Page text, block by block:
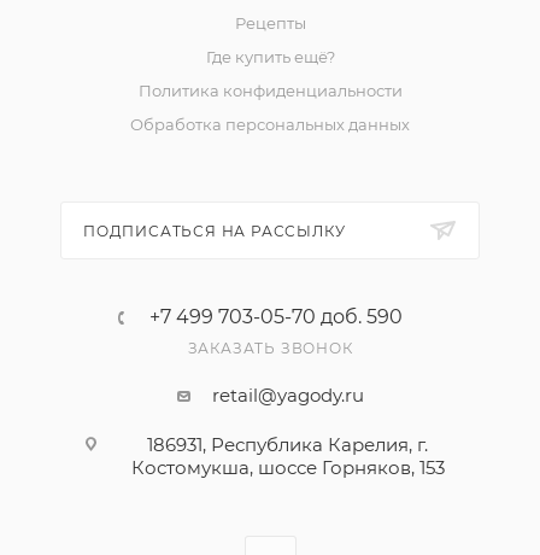
Рецепты
Где купить ещё?
Политика конфиденциальности
Обработка персональных данных
ПОДПИСАТЬСЯ НА РАССЫЛКУ
+7 499 703-05-70 доб. 590
ЗАКАЗАТЬ ЗВОНОК
retail@yagody.ru
186931, Республика Карелия, г.
Костомукша, шоссе Горняков, 153